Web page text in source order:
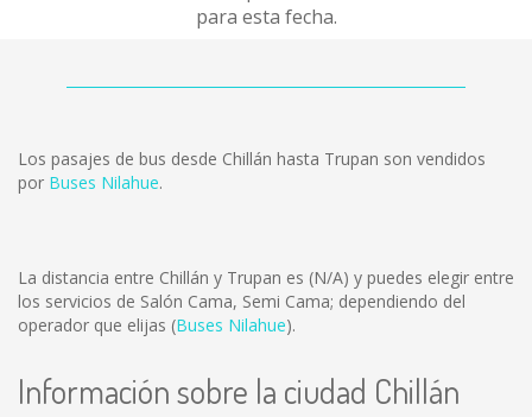
para esta fecha.
Los pasajes de bus desde Chillán hasta Trupan son vendidos
por Buses Nilahue.
La distancia entre Chillán y Trupan es (N/A) y puedes elegir entre
los servicios de Salón Cama, Semi Cama; dependiendo del
operador que elijas (Buses Nilahue).
Información sobre la ciudad Chillán